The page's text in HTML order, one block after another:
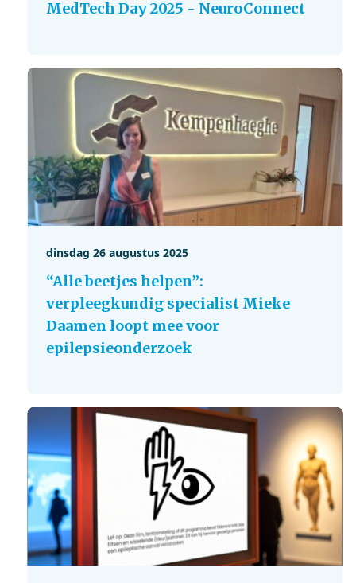
MedTech Day 2025 - NeuroConnect
dinsdag 26 augustus 2025
“Alle beetjes helpen”:
verpleegkundig specialist Mieke
Daamen loopt mee voor
epilepsieonderzoek